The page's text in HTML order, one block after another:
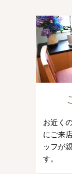
お近く
にご来
ッフが
す。